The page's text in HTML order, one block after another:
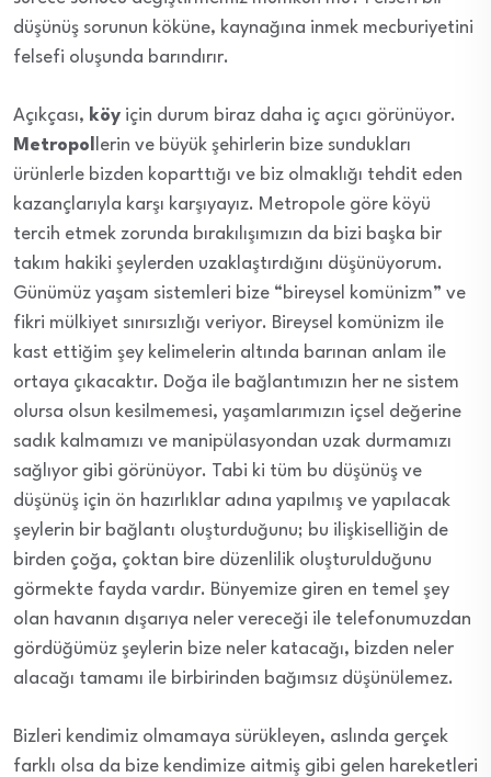
düşünüş sorunun köküne, kaynağına inmek mecburiyetini
felsefi oluşunda barındırır.
Açıkçası, köy için durum biraz daha iç açıcı görünüyor.
Metropol
lerin ve büyük şehirlerin bize sundukları
ürünlerle bizden koparttığı ve biz olmaklığı tehdit eden
kazançlarıyla karşı karşıyayız. Metropole göre köyü
tercih etmek zorunda bırakılışımızın da bizi başka bir
takım hakiki şeylerden uzaklaştırdığını düşünüyorum.
Günümüz yaşam sistemleri bize “bireysel komünizm” ve
fikri mülkiyet sınırsızlığı veriyor. Bireysel komünizm ile
kast ettiğim şey kelimelerin altında barınan anlam ile
ortaya çıkacaktır. Doğa ile bağlantımızın her ne sistem
olursa olsun kesilmemesi, yaşamlarımızın içsel değerine
sadık kalmamızı ve manipülasyondan uzak durmamızı
sağlıyor gibi görünüyor. Tabi ki tüm bu düşünüş ve
düşünüş için ön hazırlıklar adına yapılmış ve yapılacak
şeylerin bir bağlantı oluşturduğunu; bu ilişkiselliğin de
birden çoğa, çoktan bire düzenlilik oluşturulduğunu
görmekte fayda vardır. Bünyemize giren en temel şey
olan havanın dışarıya neler vereceği ile telefonumuzdan
gördüğümüz şeylerin bize neler katacağı, bizden neler
alacağı tamamı ile birbirinden bağımsız düşünülemez.
Bizleri kendimiz olmamaya sürükleyen, aslında gerçek
farklı olsa da bize kendimize aitmiş gibi gelen hareketleri